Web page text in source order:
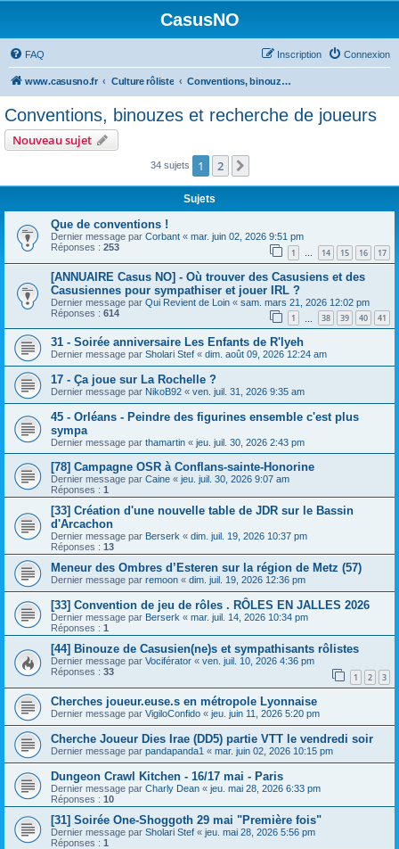
CasusNO
FAQ Connexion
Inscription
www.casusno.fr Culture rôliste Conventions, binouzes et recherche de joueurs
Conventions, binouzes et recherche de joueurs
Nouveau sujet
34 sujets 1 2
Sujets
Que de conventions !
Dernier message par Corbant « mar. juin 02, 2026 9:51 pm
Réponses : 253 1 … 14 15 16 17
[ANNUAIRE Casus NO] - Où trouver des Casusiens et des
Casusiennes pour sympathiser et jouer IRL ?
Dernier message par Qui Revient de Loin « sam. mars 21, 2026 12:02 pm
Réponses : 614 1 38 39 40 41
31 - Soirée anniversaire Les Enfants de R'lyeh
Dernier message par Sholari Stef « dim. août 09, 2026 12:24 am
17 - Ça joue sur La Rochelle ?
Dernier message par NikoB92 « ven. juil. 31, 2026 9:35 am
45 - Orléans - Peindre des figurines ensemble c'est plus
sympa
Dernier message par thamartin « jeu. juil. 30, 2026 2:43 pm
[78] Campagne OSR à Conflans-sainte-Honorine
Dernier message par Caine « jeu. juil. 30, 2026 9:07 am
Réponses : 1
[33] Création d'une nouvelle table de JDR sur le Bassin
d'Arcachon
Dernier message par Berserk « dim. juil. 19, 2026 10:37 pm
Réponses : 13
Meneur des Ombres d’Esteren sur la région de Metz (57)
Dernier message par remoon « dim. juil. 19, 2026 12:36 pm
[33] Convention de jeu de rôles . RÔLES EN JALLES 2026
Dernier message par Berserk « mar. juil. 14, 2026 10:34 pm
Réponses : 1
[44] Binouze de Casusien(ne)s et sympathisants rôlistes
Dernier message par Vociférator « ven. juil. 10, 2026 4:36 pm
Réponses : 33 1 2 3
Cherches joueur.euse.s en métropole Lyonnaise
Dernier message par VigiloConfido « jeu. juin 11, 2026 5:20 pm
Cherche Joueur Dies Irae (DD5) partie VTT le vendredi soir
Dernier message par pandapanda1 « mar. juin 02, 2026 10:15 pm
Dungeon Crawl Kitchen - 16/17 mai - Paris
Dernier message par Charly Dean « jeu. mai 28, 2026 6:33 pm
Réponses : 10
[31] Soirée One-Shoggoth 29 mai "Première fois"
Dernier message par Sholari Stef « jeu. mai 28, 2026 5:56 pm
Réponses : 1